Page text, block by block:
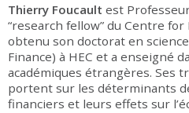
Thierry Foucault est
“research fellow” du Centre for
obtenu son doctorat en
Finance) à HEC et a enseigné
académiques étrangères. Ses
portent sur les déterminants
financiers et leurs effets sur